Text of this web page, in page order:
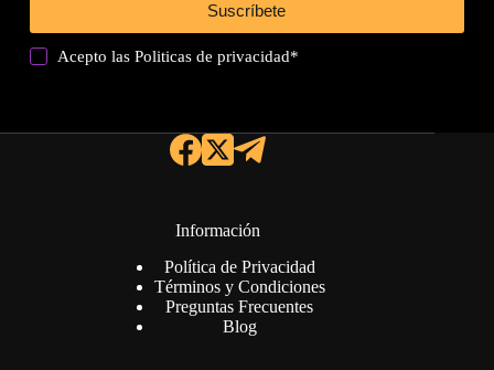
Suscríbete
Acepto lasPoliticas de privacidad*
Información
Política de Privacidad
Términos y Condiciones
Preguntas Frecuentes
Blog